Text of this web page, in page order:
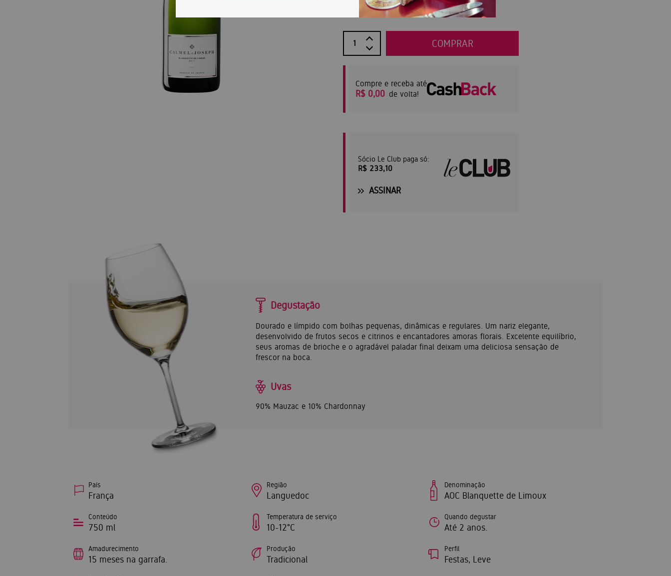
R$ 259,00
COMPRAR
Compre e receba até
R$ 0,00 de volta!
Sócio Le Club paga só:
R$ 233,10
ASSINAR
Degustação
Dourado e límpido com bolhas pequenas, dinâmicas e regulares. Um nariz elegante,
desenvolvido de frutos secos e citrinos e encantadores amoras florais. Excelente equilíbrio,
seus aromas de brioche e o agradável paladar final deixam uma deliciosa sensação de
frescor na boca.
Uvas
90% Mauzac e 10% Chardonnay
País
França
Região
Languedoc
Denominação
AOC Blanquette de Limoux
Conteúdo
750 ml
Temperatura de serviço
10-12°C
Quando degustar
Até 2 anos.
Amadurecimento
15 meses na garrafa.
Produção
Tradicional
Perfil
Festas, Leve